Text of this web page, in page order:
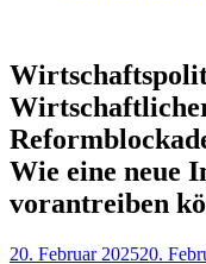
Wie eine neue
vorantreiben
Veröffentlicht
20. Februar 202520.